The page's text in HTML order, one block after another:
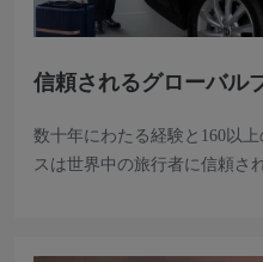
信頼されるグローバル
数十年にわたる経験と160以
スは世界中の旅行者に信頼さ